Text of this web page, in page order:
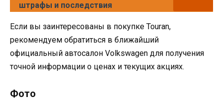
штрафы и последствия
Если вы заинтересованы в покупке Touran,
рекомендуем обратиться в ближайший
официальный автосалон Volkswagen для получения
точной информации о ценах и текущих акциях.
Фото